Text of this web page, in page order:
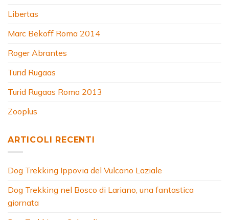
Libertas
Marc Bekoff Roma 2014
Roger Abrantes
Turid Rugaas
Turid Rugaas Roma 2013
Zooplus
ARTICOLI RECENTI
Dog Trekking Ippovia del Vulcano Laziale
Dog Trekking nel Bosco di Lariano, una fantastica
giornata